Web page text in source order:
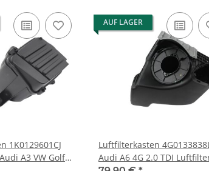
1K0129601CJ
A3 VW Golf
AUF LAGER
Luftfilterkasten
Audi A6 4G 2.0 TDI